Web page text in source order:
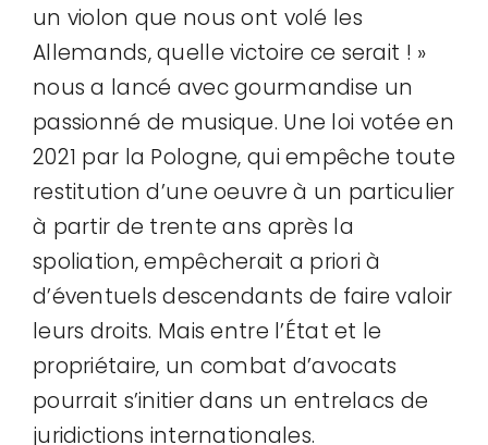
un violon que nous ont volé les
Allemands, quelle victoire ce serait ! »
nous a lancé avec gourmandise un
passionné de musique. Une loi votée en
2021 par la Pologne, qui empêche toute
restitution d’une oeuvre à un particulier
à partir de trente ans après la
spoliation, empêcherait a priori à
d’éventuels descendants de faire valoir
leurs droits. Mais entre l’État et le
propriétaire, un combat d’avocats
pourrait s’initier dans un entrelacs de
juridictions internationales.